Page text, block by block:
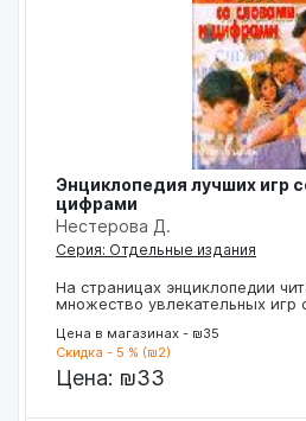
Энциклопедия лучших игр
цифрами
Нестерова Д.
Серия: Отдельные издания
На страницах энциклопедии
множество увлекательных игр
Цена в магазинах - ₪35
Скидка - 5 % (₪2)
Цена: ₪33